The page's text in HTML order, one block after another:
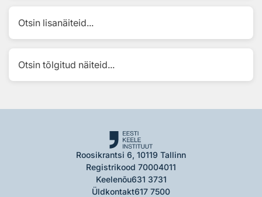
Otsin lisanäiteid...
Otsin tõlgitud näiteid...
Roosikrantsi 6, 10119 Tallinn
Registrikood 70004011
Keelenõu631 3731
Üldkontakt617 7500